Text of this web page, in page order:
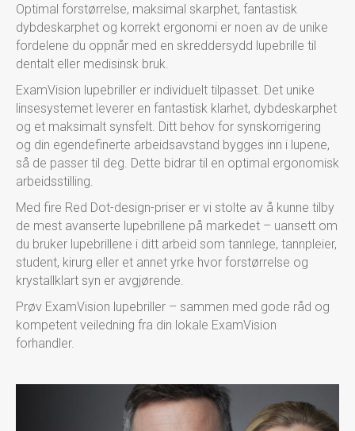
Optimal forstørrelse, maksimal skarphet, fantastisk
dybdeskarphet og korrekt ergonomi er noen av de unike
fordelene du oppnår med en skreddersydd lupebrille til
dentalt ell er medisinsk bruk.
ExamVision lupebriller er individuelt tilpasset. Det unike
linsesystemet leverer en fantastisk klarhet, dybdeskarphet
og et maksimalt synsfelt. Ditt behov for synskorrigering
og din egendefinerte arbeidsavstand bygges inn i lupene,
så de passer til deg. Dette bidrar til en optimal ergonomisk
arbeidsstilling.
Med fire Red Dot-design-priser er vi stolte av å kunne tilby
de mest avanserte lupebrillene på markedet – uansett om
du bruker lupebrillene i ditt arbeid som tannlege, tannpleier,
student, kirurg eller et annet yrke hvor forstørrelse og
krystallklart syn er avgjørende.
Prøv ExamVision lupebriller – sammen med gode råd og
kompetent veiledning fra din lokale ExamVision
forhandler.